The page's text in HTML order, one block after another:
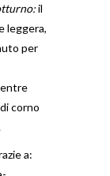
il
leggera,
per
corno
a: